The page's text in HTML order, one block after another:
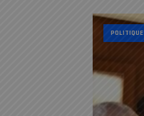
POLITIQUE